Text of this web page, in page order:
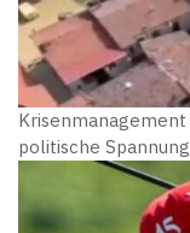
politische